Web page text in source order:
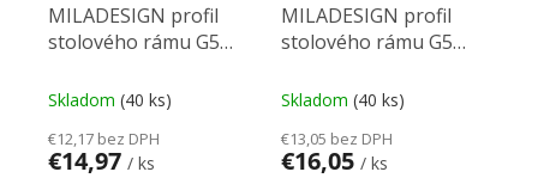
MILADESIGN profil
stolového rámu G5
Skladom (40 ks)
€12,17 bez DPH
€14,97 / ks
MILADESIGN profil
stolového rámu G5
Skladom (40 ks)
€13,05 bez DPH
€16,05 / ks